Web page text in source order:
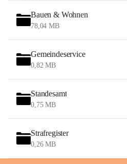
Bauen & Wohnen
78,04 MB
Gemeindeservice
0,82 MB
Standesamt
0,75 MB
Strafregister
0,26 MB